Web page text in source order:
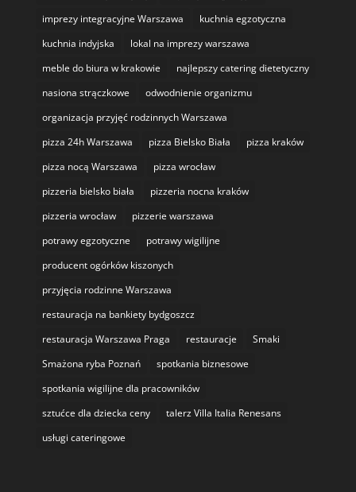
imprezy integracyjne Warszawa
kuchnia egzotyczna
kuchnia indyjska
lokal na imprezy warszawa
meble do biura w krakowie
najlepszy catering dietetyczny
nasiona strączkowe
odwodnienie organizmu
organizacja przyjęć rodzinnych Warszawa
pizza 24h Warszawa
pizza Bielsko Biała
pizza kraków
pizza nocą Warszawa
pizza wrocław
pizzeria bielsko biała
pizzeria nocna kraków
pizzeria wrocław
pizzerie warszawa
potrawy egzotyczne
potrawy wigilijne
producent ogórków kiszonych
przyjęcia rodzinne Warszawa
restauracja na bankiety bydgoszcz
restauracja Warszawa Praga
restauracje
Smaki
Smażona ryba Poznań
spotkania biznesowe
spotkania wigilijne dla pracowników
sztućce dla dziecka ceny
talerz Villa Italia Renesans
usługi cateringowe